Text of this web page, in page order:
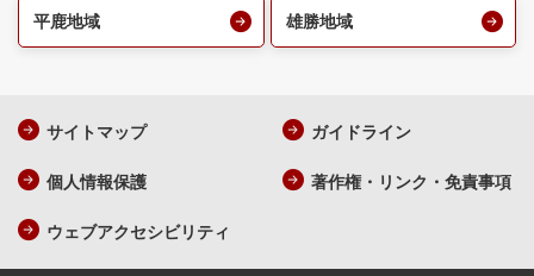
平鹿地域 雄勝地域
サイトマップ ガイドライン
個人情報保護 著作権・リンク・免責事項
ウェブアクセシビリティ